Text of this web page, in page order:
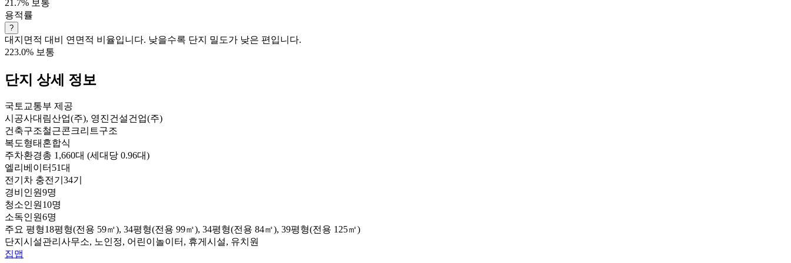
21.7% 보통
용적률
?
대지면적 대비 연면적 비율입니다. 낮을수록 단지 밀도가 낮은 편입니다.
223.0% 보통
단지 상세 정보
국토교통부 제공
시공사대림산업(주), 영진건설건업(주)
건축구조철근콘크리트구조
복도형태 혼합식
주차환경총 1,660대 (세대당 0.96대)
엘리베이터 51대
전기차 충전기 34기
경비인원9명
청소인원10명
소독인원6명
주요 평형18평형(전용 59㎡), 34평형(전용 99㎡), 34평형(전용 84㎡), 39평형(전용 125㎡)
단지시설관리사무소, 노인정, 어린이놀이터, 휴게시설, 유치원
집맵